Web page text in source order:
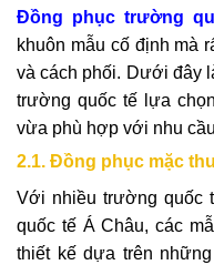
Đồng phục trường
khuôn mẫu cố định mà
và cách phối. Dưới đây
trường quốc tế lựa
vừa phù hợp với nhu
2.1. Đồng phục mặc
Với nhiều trường quốc
quốc tế Á Châu, các
thiết kế dựa trên